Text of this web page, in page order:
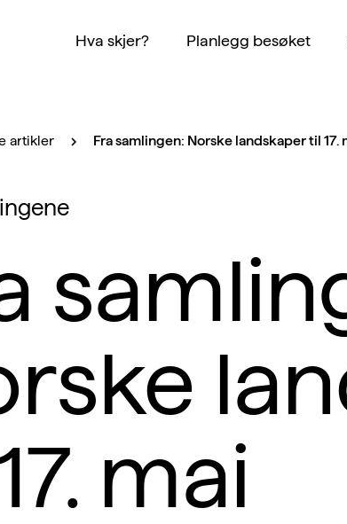
Hva skjer? Planlegg besøket
artikler Fra samlingen: Norske landskaper til 17.
mai